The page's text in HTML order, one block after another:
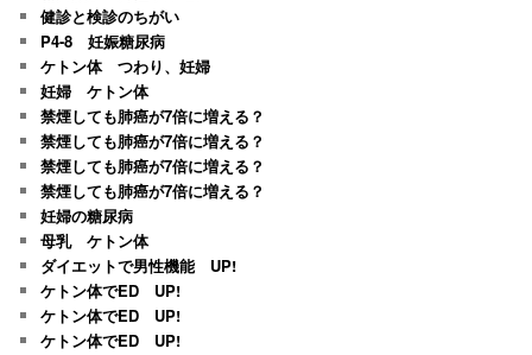
健診と検診のちがい
P4-8 妊娠糖尿病
ケトン体 つわり、妊婦
妊婦 ケトン体
禁煙しても肺癌が7倍に増える？
禁煙しても肺癌が7倍に増える？
禁煙しても肺癌が7倍に増える？
禁煙しても肺癌が7倍に増える？
妊婦の糖尿病
母乳 ケトン体
ダイエットで男性機能 UP!
ケトン体でED UP!
ケトン体でED UP!
ケトン体でED UP!